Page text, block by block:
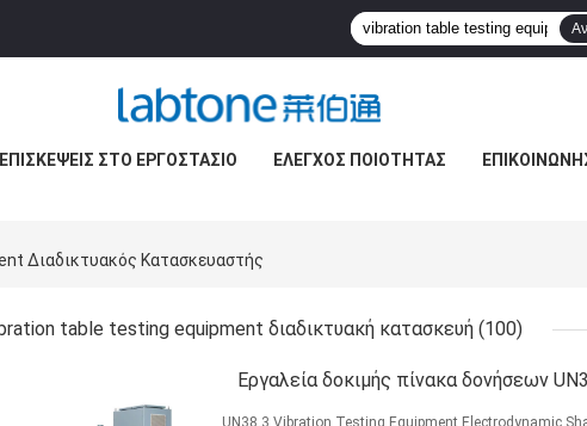
ΕΠΙΣΚΈΨΕΙΣ ΣΤΟ ΕΡΓΟΣΤΆΣΙΟ ΈΛΕΓΧΟΣ ΠΟΙΌΤΗΤΑΣ
Διαδικτυακός Κατασκευαστής
table testing equipment διαδικτυακή κατασκευή (100)
Εργαλεία δοκιμής πίνακα δονήσεων